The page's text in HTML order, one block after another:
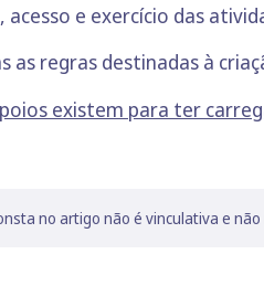
acesso e exercício das
as regras destinadas à
existem para ter
no artigo não é vinculativa e